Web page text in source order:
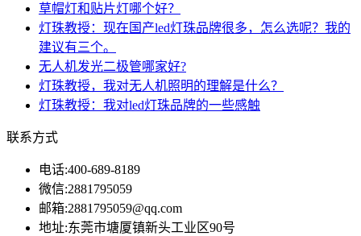
草帽灯和贴片灯哪个好？
灯珠教授：现在国产led灯珠品牌很多，怎么选呢？我的
建议有三个。
无人机发光二极管哪家好?
灯珠教授，我对无人机照明的理解是什么？
灯珠教授：我对led灯珠品牌的一些感触
联系方式
电话:400-689-8189
微信:2881795059
邮箱:2881795059@qq.com
地址:东莞市塘厦镇新头工业区90号